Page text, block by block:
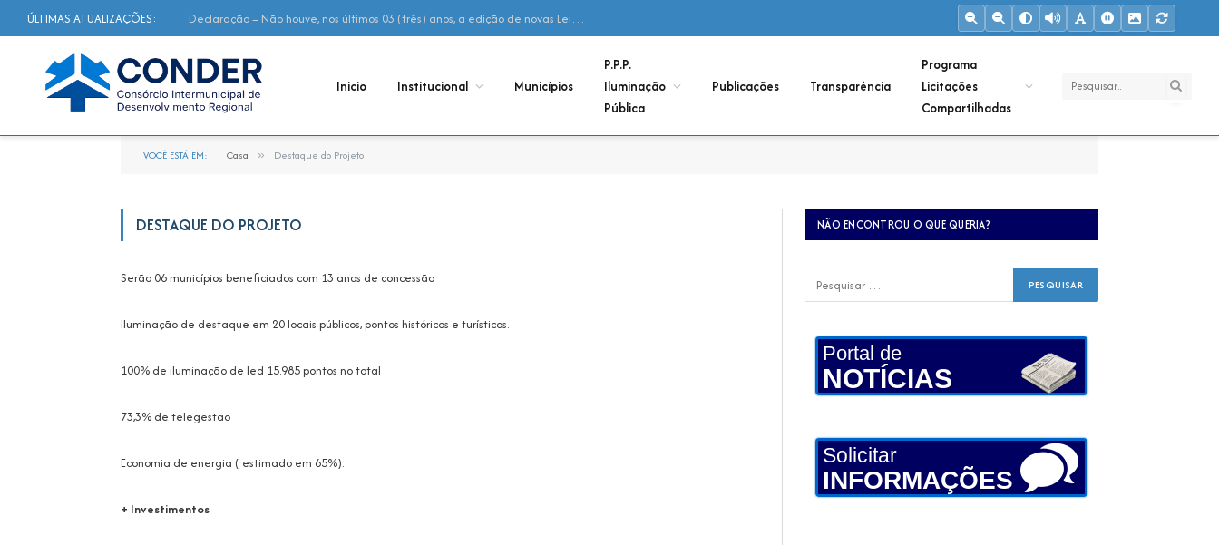
ÚLTIMAS ATUALIZAÇÕES: Declaração – Não houve, nos últimos 03 (três) anos, a edição de novas Leis Municipais de Adesão ao Consórcio
Inicio Institucional Municípios
P.P.P.
Iluminação
Pública
Publicações Transparência
Programa
Licitações
Compartilhadas
VOCÊ ESTÁ EM: Casa » Destaque do Projeto
DESTAQUE DO PROJETO
Serão 06 municípios beneficiados com 13 anos de concessão
Iluminação de destaque em 20 locais públicos, pontos históricos e turísticos.
100% de iluminação de led 15.985 pontos no total
73,3% de telegestão
Economia de energia ( estimado em 65%).
+ Investimentos
NÃO ENCONTROU O QUE QUERIA?
Portal de
NOTÍCIAS
Solicitar
INFORMAÇÕES